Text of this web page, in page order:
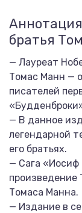
братья
— Лауреат
Томас Манн —
писателей
— В данное
легендарной
его братьях.
— Сага «Иосиф
произведение
Томаса Манна.
— Издание в